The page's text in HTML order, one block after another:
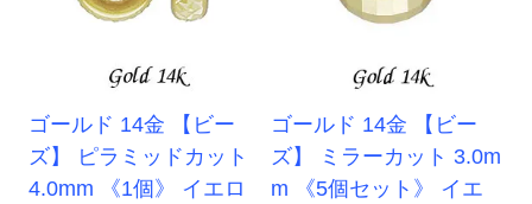
ゴールド 14金 【ビー
ズ】 ピラミッドカット
4.0mm 《1個》 イエロ
ゴールド 14金 【ビー
ズ】 ミラーカット 3.0m
m 《5個セット》 イエ